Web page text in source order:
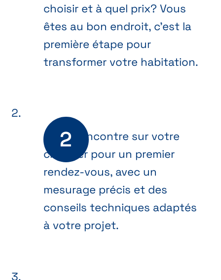
choisir et à quel prix? Vous
êtes au bon endroit, c’est la
première étape pour
transformer votre habitation.
On se rencontre sur votre
chantier pour un premier
rendez-vous, avec un
mesurage précis et des
conseils techniques adaptés
à votre projet.